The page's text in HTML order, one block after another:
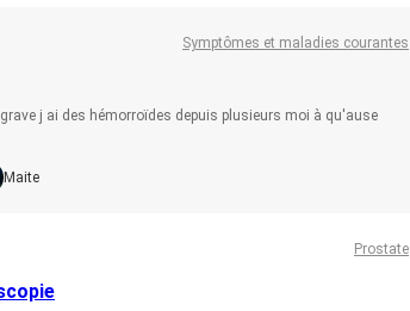
Symptômes et maladies courantes
j ai des hémorroïdes depuis plusieurs moi à qu'ause
Maite
Prostate